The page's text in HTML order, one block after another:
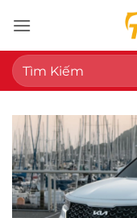
qua
nội
dung
Tìm
kiếm: